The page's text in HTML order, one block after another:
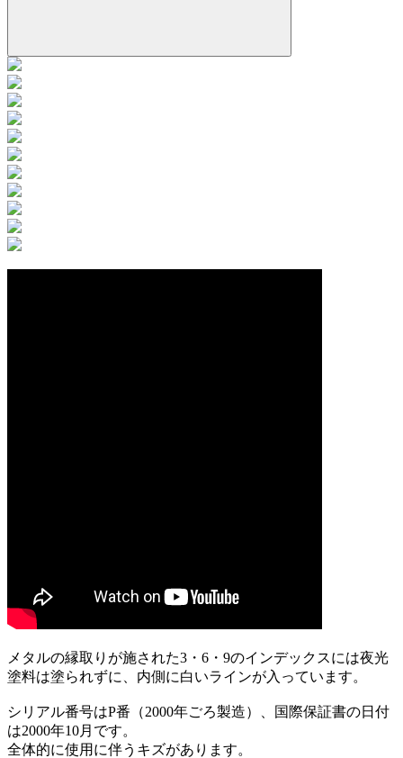
メタルの縁取りが施された3・6・9のインデックスには夜光
塗料は塗られずに、内側に白いラインが入っています。
シリアル番号はP番（2000年ごろ製造）、国際保証書の日付
は2000年10月です。
全体的に使用に伴うキズがあります。